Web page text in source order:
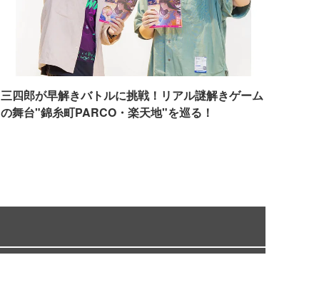
三四郎が早解きバトルに挑戦！リアル謎解きゲーム
の舞台"錦糸町PARCO・楽天地"を巡る！